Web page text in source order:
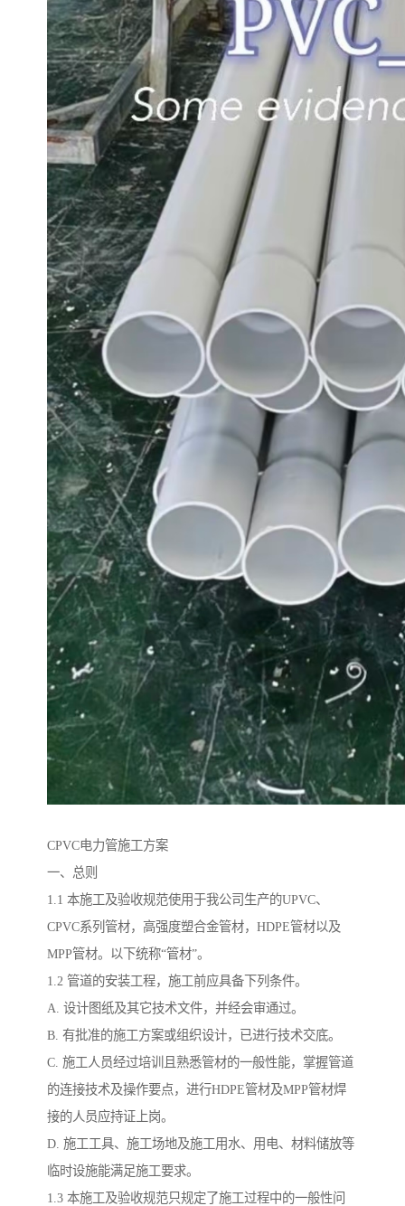
CPVC电力管施工方案
一、总则
1.1 本施工及验收规范使用于我公司生产的UPVC、
CPVC系列管材，高强度塑合金管材，HDPE管材以及
MPP管材。以下统称“管材”。
1.2 管道的安装工程，施工前应具备下列条件。
A. 设计图纸及其它技术文件，并经会审通过。
B. 有批准的施工方案或组织设计，已进行技术交底。
C. 施工人员经过培训且熟悉管材的一般性能，掌握管道
的连接技术及操作要点，进行HDPE管材及MPP管材焊
接的人员应持证上岗。
D. 施工工具、施工场地及施工用水、用电、材料储放等
临时设施能满足施工要求。
1.3 本施工及验收规范只规定了施工过程中的一般性问